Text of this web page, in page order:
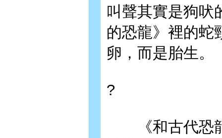
叫聲其實是狗吠
的恐龍》裡的蛇
卵，而是胎生。
?
《和古代恐龍